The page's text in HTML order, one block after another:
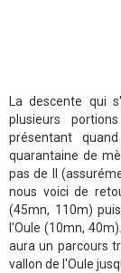
La descente qui
plusieurs
présentant
quarantaine de
pas de II
nous voici de
(45mn, 110m)
l'Oule (10mn,
aura un parcours
vallon de l'Oule